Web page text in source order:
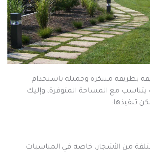
بطريقة مبتكرة وجميلة باستخدام
مع المساحة المتوفرة، وإليك
تنفيذها:
من الأشجار، خاصة في المناسبات